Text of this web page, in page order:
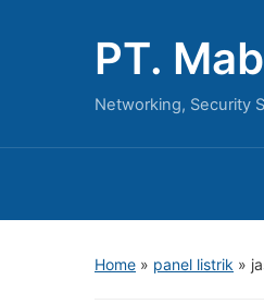
PT.
Networking, Security
Home » panel listrik »